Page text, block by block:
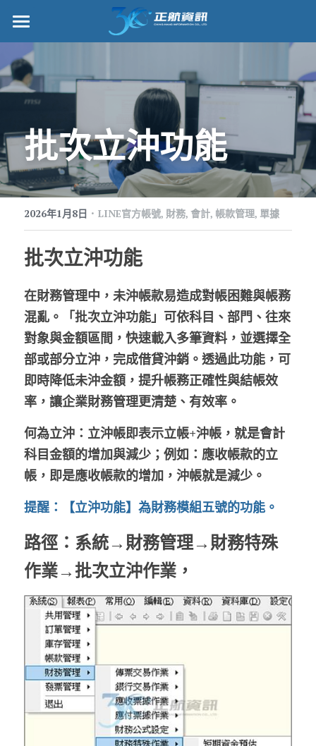
正航首頁
數位轉型
標竿客戶
詢問/採購
客戶服務
正航願景
工作機會
股東專區
ESG永續經營
隱私權政策指南
聯絡正航
搜索
批次立沖功能
2026年1月8日 · LINE官方帳號, 財務, 會計, 帳款管理, 單據
批次立沖功能
在財務管理中，未沖帳款易造成對帳困難與帳務
混亂。「批次立沖功能」可依科目、部門、往來
對象與金額區間，快速載入多筆資料，並選擇全
部或部分立沖，完成借貸沖銷。透過此功能，可
即時降低未沖金額，提升帳務正確性與結帳效
率，讓企業財務管理更清楚、有效率。
何為立沖：立沖帳即表示立帳+沖帳，就是會計
科目金額的增加與減少；例如：應收帳款的立
帳，即是應收帳款的增加，沖帳就是減少。
提醒：【立沖功能】為財務模組五號的功能。
路徑：系統→財務管理→財務特殊
作業→批次立沖作業，